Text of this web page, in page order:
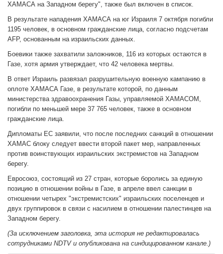
ХАМАСА на Западном берегу", также был включен в список.
В результате нападения ХАМАСА на юг Израиля 7 октября погибли
1195 человек, в основном гражданские лица, согласно подсчетам
AFP, основанным на израильских данных.
Боевики также захватили заложников, 116 из которых остаются в
Газе, хотя армия утверждает, что 42 человека мертвы.
В ответ Израиль развязал разрушительную военную кампанию в
оплоте ХАМАСА Газе, в результате которой, по данным
министерства здравоохранения Газы, управляемой ХАМАСОМ,
погибли по меньшей мере 37 765 человек, также в основном
гражданские лица.
Дипломаты ЕС заявили, что после последних санкций в отношении
ХАМАС блоку следует ввести второй пакет мер, направленных
против воинствующих израильских экстремистов на Западном
берегу.
Евросоюз, состоящий из 27 стран, которые боролись за единую
позицию в отношении войны в Газе, в апреле ввел санкции в
отношении четырех "экстремистских" израильских поселенцев и
двух группировок в связи с насилием в отношении палестинцев на
Западном берегу.
(За исключением заголовка, эта история не редактировалась
сотрудниками NDTV и опубликована на синдицированном канале.)